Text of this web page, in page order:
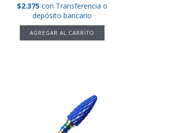
$2.375 con Transferencia o
depósito bancario